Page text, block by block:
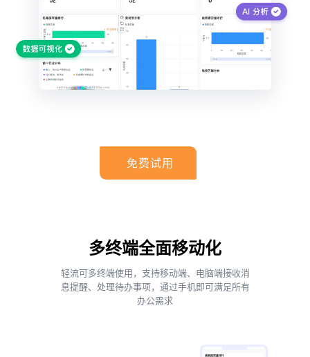
免费试用
多终端全面移动化
轻流可多终端使用，支持移动端、电脑端接收消
息提醒、处理待办事项，通过手机即可满足所有
办公需求